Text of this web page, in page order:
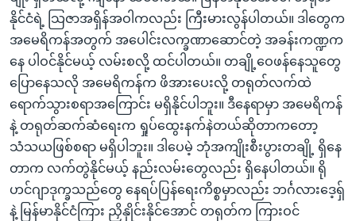
နိုင်ငံရဲ့ သြဇာအရှိန်အဝါကလည်း ကြီးမားလွန်ပါတယ်။ ဒါတွေက
အမေရိကန်အတွက် အပေါင်းလက္ခဏာဆောင်တဲ့ အခန်းကဏ္ဍက
နေ ပါဝင်နိုင်မယ့် လမ်းစလို့ ထင်ပါတယ်။ တချို့ဝေဖန်နေသူတွေ
ပြောနေသလို အမေရိကန်က ဖိအားပေးလို့ တရုတ်လက်ထဲ
ရောက်သွားစရာအကြောင်း မရှိနိုင်ပါဘူး။ ဒီနေရာမှာ အမေရိကန်
နဲ့ တရုတ်ဆက်ဆံရေးက ရှုပ်ထွေးနက်နဲတယ်ဆိုတာကတော့
သံသယဖြစ်စရာ မရှိပါဘူး။ ဒါပေမဲ့ ဘုံအကျိုးစီးပွားတချို့ ရှိနေ
တာက လက်တွဲနိုင်မယ့် နည်းလမ်းတွေလည်း ရှိနေပါတယ်။ ရို
ဟင်ဂျာဒုက္ခသည်တွေ နေရပ်ပြန်ရေးကိစ္စမှာလည်း ဘင်္ဂလားဒေ့ရှ်
နဲ့ မြန်မာနိုင်ငံကြား ညှိနှိုင်းနိုင်အောင် တရုတ်က ကြားဝင်